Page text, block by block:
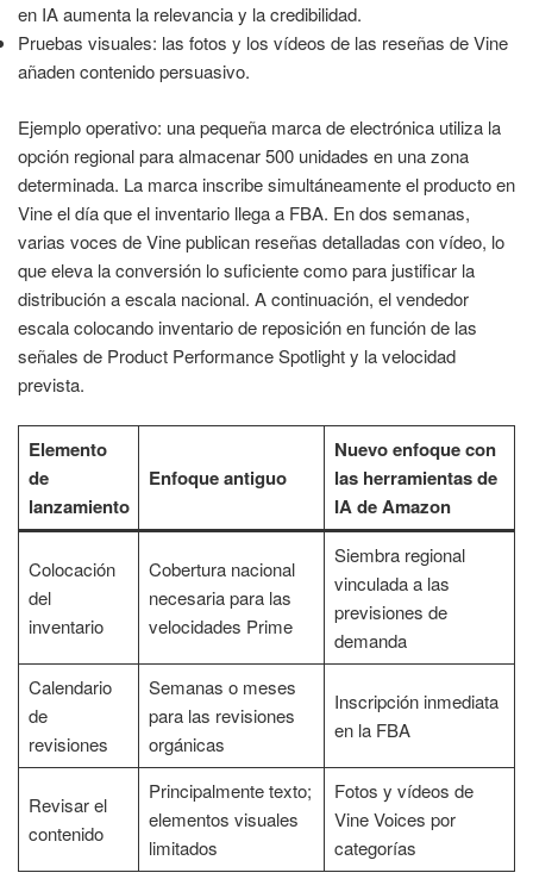
en IA aumenta la relevancia y la credibilidad.
Pruebas visuales: las fotos y los vídeos de las reseñas de Vine
añaden contenido persuasivo.
Ejemplo operativo: una pequeña marca de electrónica utiliza la
opción regional para almacenar 500 unidades en una zona
determinada. La marca inscribe simultáneamente el producto en
Vine el día que el inventario llega a FBA. En dos semanas,
varias voces de Vine publican reseñas detalladas con vídeo, lo
que eleva la conversión lo suficiente como para justificar la
distribución a escala nacional. A continuación, el vendedor
escala colocando inventario de reposición en función de las
señales de Product Performance Spotlight y la velocidad
prevista.
Elemento
de
lanzamiento
Enfoque antiguo
Nuevo enfoque con
las herramientas de
IA de Amazon
Colocación
del
inventario
Cobertura nacional
necesaria para las
velocidades Prime
Siembra regional
vinculada a las
previsiones de
demanda
Calendario
de
revisiones
Semanas o meses
para las revisiones
orgánicas
Inscripción inmediata
en la FBA
Revisar el
contenido
Principalmente texto;
elementos visuales
limitados
Fotos y vídeos de
Vine Voices por
categorías